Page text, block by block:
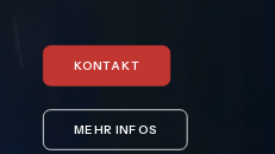
KONTAKT
MEHR INFOS